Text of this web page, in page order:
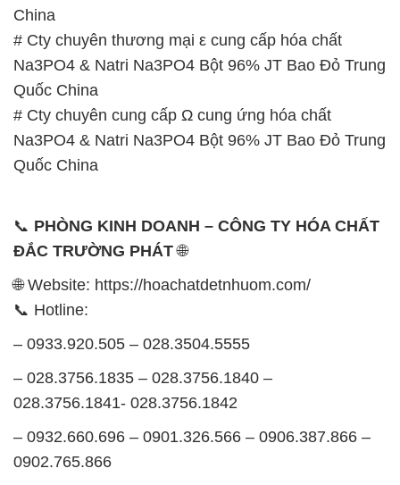
China
# Cty chuyên thương mại ε cung cấp hóa chất
Na3PO4 & Natri Na3PO4 Bột 96% JT Bao Đỏ Trung
Quốc China
# Cty chuyên cung cấp Ω cung ứng hóa chất
Na3PO4 & Natri Na3PO4 Bột 96% JT Bao Đỏ Trung
Quốc China
📞 PHÒNG KINH DOANH – CÔNG TY HÓA CHẤT
ĐẮC TRƯỜNG PHÁT🌐
🌐 Website: https://hoachatdetnhuom.com/
📞 Hotline:
– 0933.920.505 – 028.3504.5555
– 028.3756.1835 – 028.3756.1840 –
028.3756.1841- 028.3756.1842
– 0932.660.696 – 0901.326.566 – 0906.387.866 –
0902.765.866